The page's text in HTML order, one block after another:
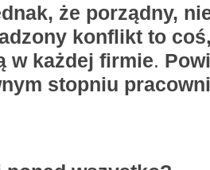
że porządny,
konflikt to
w każdej firmie.
stopniu